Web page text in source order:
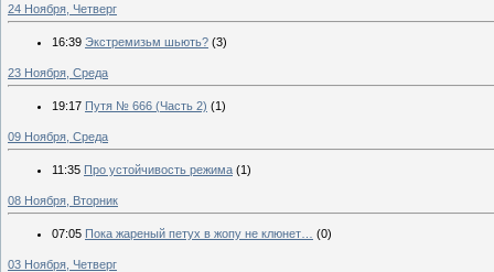
24 Ноября, Четверг
16:39 Экстремизьм шьють? (3)
23 Ноября, Среда
19:17 Путя № 666 (Часть 2) (1)
09 Ноября, Среда
11:35 Про устойчивость режима (1)
08 Ноября, Вторник
07:05 Пока жареный петух в жопу не клюнет… (0)
03 Ноября, Четверг